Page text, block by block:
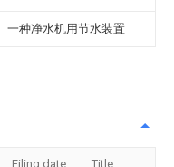
一种净水机用节水装置
Filing date Title